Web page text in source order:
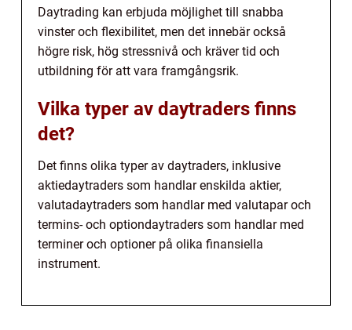
Daytrading kan erbjuda möjlighet till snabba
vinster och flexibilitet, men det innebär också
högre risk, hög stressnivå och kräver tid och
utbildning för att vara framgångsrik.
Vilka typer av daytraders finns
det?
Det finns olika typer av daytraders, inklusive
aktiedaytraders som handlar enskilda aktier,
valutadaytraders som handlar med valutapar och
termins- och optiondaytraders som handlar med
terminer och optioner på olika finansiella
instrument.